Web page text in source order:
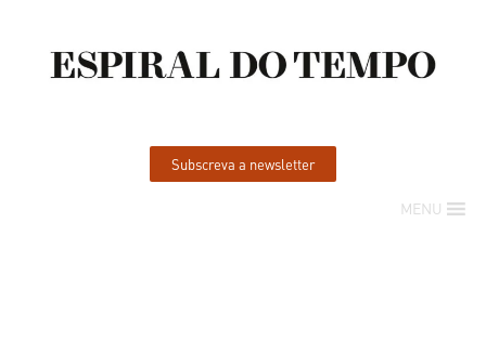
Subscreva a newsletter
MENU